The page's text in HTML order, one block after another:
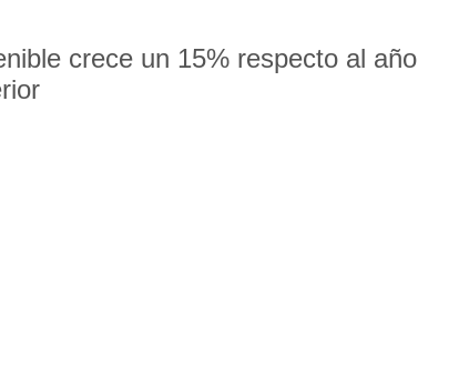
crece un 15% respecto al año